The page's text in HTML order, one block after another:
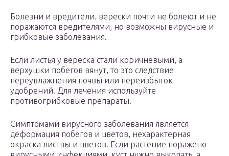
Болезни и вредители. верески почти не болеют и не
поражаются вредителями, но возможны вирусные и
грибковые заболевания.
Если листья у вереска стали коричневыми, а
верхушки побегов вянут, то это следствие
переувлажнения почвы или переизбыток
удобрений. Для лечения используйте
противогрибковые препараты.
Симптомами вирусного заболевания является
деформация побегов и цветов, нехарактерная
окраска листвы и цветов. Если растение поражено